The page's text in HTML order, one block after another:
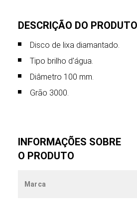
DESCRIÇÃO DO PRODUTO
Disco de lixa diamantado.
Tipo brilho d'água.
Diâmetro 100 mm.
Grão 3000.
INFORMAÇÕES SOBRE
O PRODUTO
Marca